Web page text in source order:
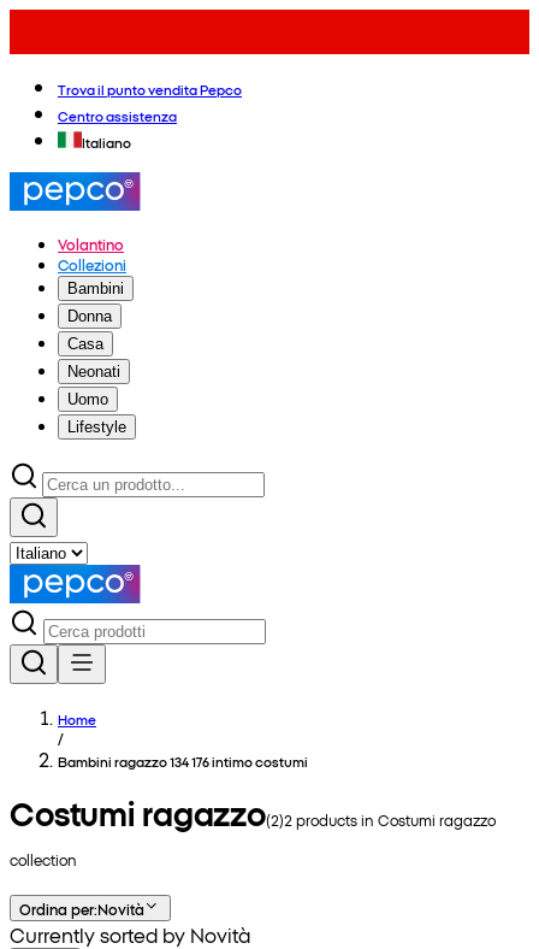
Trova il punto vendita Pepco
Centro assistenza
Italiano
Volantino
Collezioni
Bambini
Donna
Casa
Neonati
Uomo
Lifestyle
Home
/
Bambini ragazzo 134 176 intimo costumi
Costumi ragazzo(2)2products inCostumi ragazzo
collection
Ordina per:Novità
Currently sorted by Novità